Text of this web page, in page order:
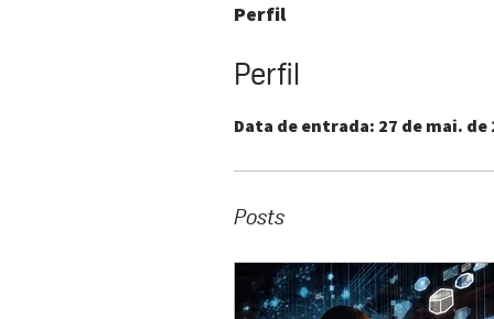
Perfil
Data de entrada: 27 de mai. de
Posts
Perfil